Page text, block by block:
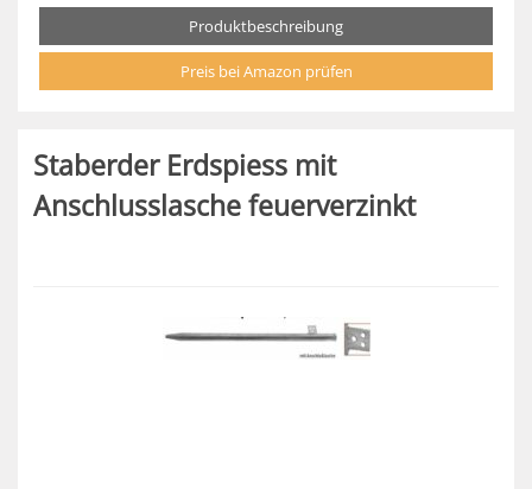
Produktbeschreibung
Preis bei Amazon prüfen
Staberder Erdspiess mit
Anschlusslasche feuerverzinkt